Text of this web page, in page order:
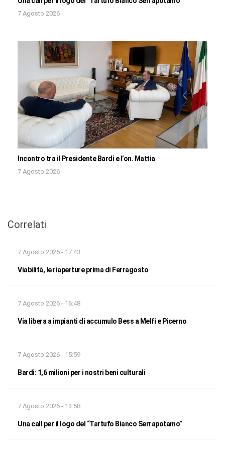
7 Agosto 2026
Incontro tra il Presidente Bardi e l’on. Mattia
7 Agosto 2026
Correlati
7 Agosto 2026 - 17:43
Viabilità, le riaperture prima di Ferragosto
7 Agosto 2026 - 16:48
Via libera a impianti di accumulo Bess a Melfi e Picerno
7 Agosto 2026 - 15:59
Bardi: 1,6 milioni per i nostri beni culturali
7 Agosto 2026 - 13:58
Una call per il logo del “Tartufo Bianco Serrapotamo”